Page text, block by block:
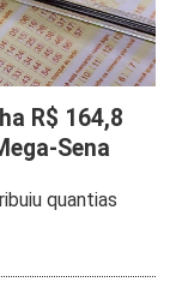
R$ 164,8
Sena
quantias